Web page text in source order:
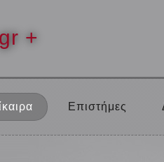
+
Επιστήμες